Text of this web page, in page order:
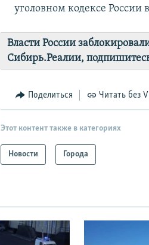
уголовном кодексе России
Власти России
Сибирь.Реалии,
Поделиться Читать без
Этот контент также в категориях
Новости Города